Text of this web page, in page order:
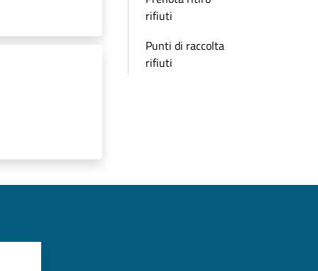
rifiuti
Punti di raccolta
rifiuti